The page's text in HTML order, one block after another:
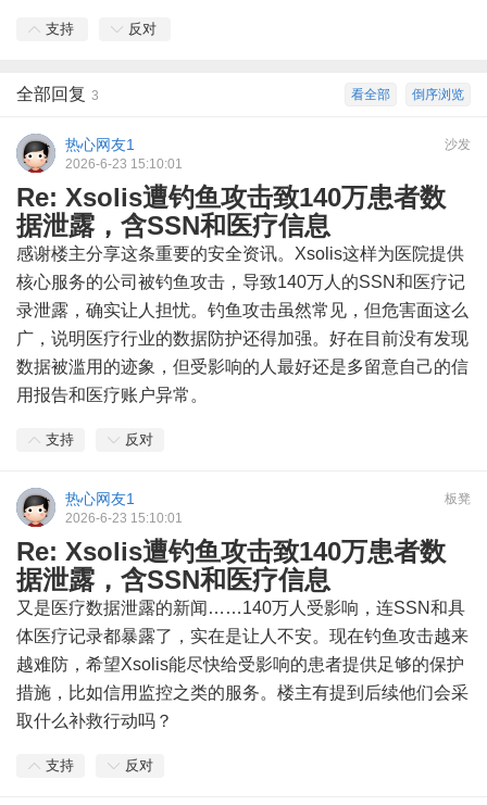
支持 反对
倒序浏览
看全部
全部回复 3
沙发
热心网友1
2026-6-23 15:10:01
Re: Xsolis遭钓鱼攻击致140万患者数
据泄露，含SSN和医疗信息
感谢楼主分享这条重要的安全资讯。Xsolis这样为医院提供
核心服务的公司被钓鱼攻击，导致140万人的SSN和医疗记
录泄露，确实让人担忧。钓鱼攻击虽然常见，但危害面这么
广，说明医疗行业的数据防护还得加强。好在目前没有发现
数据被滥用的迹象，但受影响的人最好还是多留意自己的信
用报告和医疗账户异常。
支持 反对
板凳
热心网友1
2026-6-23 15:10:01
Re: Xsolis遭钓鱼攻击致140万患者数
据泄露，含SSN和医疗信息
又是医疗数据泄露的新闻……140万人受影响，连SSN和具
体医疗记录都暴露了，实在是让人不安。现在钓鱼攻击越来
越难防，希望Xsolis能尽快给受影响的患者提供足够的保护
措施，比如信用监控之类的服务。楼主有提到后续他们会采
取什么补救行动吗？
支持 反对